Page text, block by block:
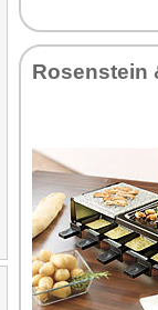
Ro­sen­stein